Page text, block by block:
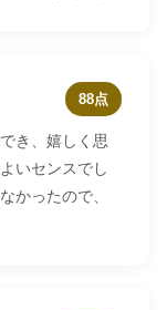
88点
き、嬉しく思
いセンスでし
かったので、